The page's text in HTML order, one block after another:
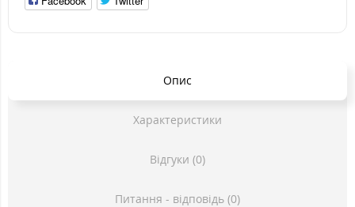
Опис
Характеристики
Відгуки (0)
Питання - відповідь (0)